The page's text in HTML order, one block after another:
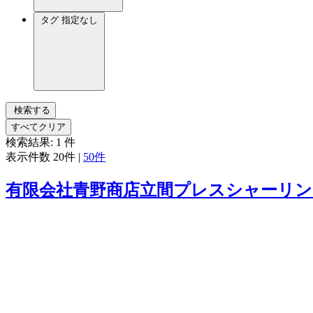
タグ 指定なし
検索する
すべてクリア
検索結果: 1 件
表示件数 20件 | 50件
有限会社青野商店立間プレスシャーリ